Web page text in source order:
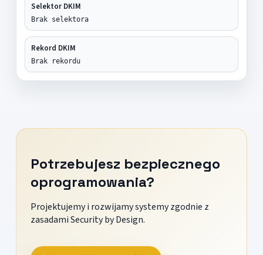
Selektor DKIM
Brak selektora
Rekord DKIM
Brak rekordu
Potrzebujesz bezpiecznego
oprogramowania?
Projektujemy i rozwijamy systemy zgodnie z
zasadami Security by Design.